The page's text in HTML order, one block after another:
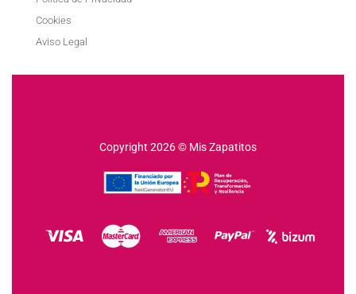
Cookies
Aviso Legal
Copyright 2026 © Mis Zapatitos